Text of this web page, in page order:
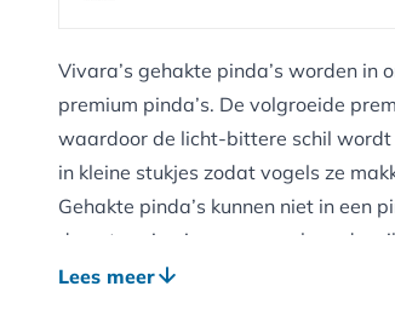
Vivara’s gehakte pinda’s worden in
premium pinda’s. De volgroeide
waardoor de licht-bittere schil
in kleine stukjes zodat vogels ze
Gehakte pinda’s kunnen niet in een
doorstroming in een normale
daarom het beste op een voedertafel
Lees meer